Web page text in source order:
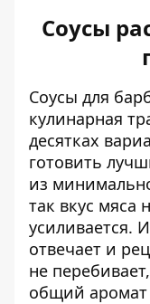
Соусы
Соусы для
кулинарная
десятках
готовить
из
так вкус мяса
усиливается.
отвечает и
не
общий